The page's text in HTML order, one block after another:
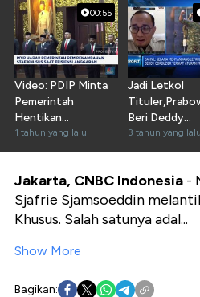
00:55
Video: PDIP Minta
Pemerintah
Hentikan
Penambahan
Stafsus
1 tahun yang lalu
Jadi Letkol
Beri Deddy
Corbuzier
Khusus
3 tahun yang lalu
Jakarta, CNBC Indonesia -
Sjafrie Sjamsoeddin
Khusus. Salah satunya adal...
Show More
Bagikan: